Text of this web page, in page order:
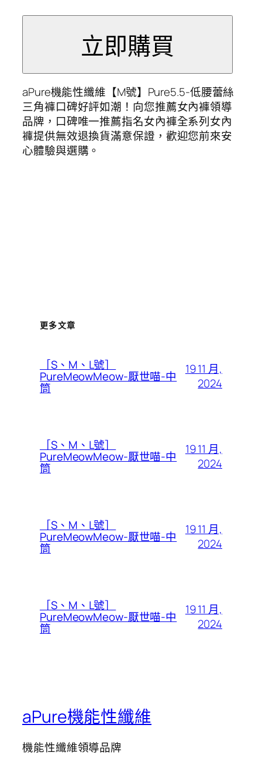
aPure機能性纖維【M號】Pure5.5-低腰蕾絲
三角褲口碑好評如潮！向您推薦女內褲領導
品牌，口碑唯一推薦指名女內褲全系列女內
褲提供無效退換貨滿意保證，歡迎您前來安
心體驗與選購。
更多文章
［S、M、L號］
PureMeowMeow-厭世喵-中
筒
19 11 月,
2024
［S、M、L號］
PureMeowMeow-厭世喵-中
筒
19 11 月,
2024
［S、M、L號］
PureMeowMeow-厭世喵-中
筒
19 11 月,
2024
［S、M、L號］
PureMeowMeow-厭世喵-中
筒
19 11 月,
2024
aPure機能性纖維
機能性纖維領導品牌